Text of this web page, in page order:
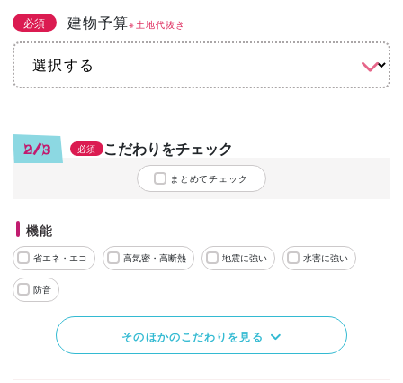
必須 建物予算※土地代抜き
2/3 必須 こだわりをチェック
まとめてチェック
機能
省エネ・エコ 高気密・高断熱 地震に強い 水害に強い
防音
そのほかのこだわりを見る